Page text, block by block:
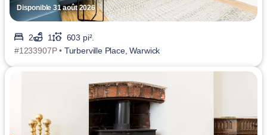
Disponible 31 août 2026
2 1
603 pi².
#1233907P • Turberville Place, Warwick